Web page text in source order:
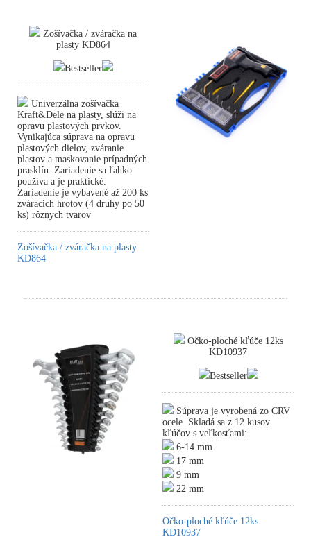
Zošívačka / zváračka na
plasty KD864
Bestseller
Univerzálna zošívačka
Kraft&Dele na plasty, slúži na
opravu plastových prvkov.
Vynikajúca súprava na opravu
plastových dielov, zváranie
plastov a maskovanie prípadných
prasklín. Zariadenie sa ľahko
používa a je praktické.
Zariadenie je vybavené až 200 ks
zváracích hrotov (4 druhy po 50
ks) rôznych tvarov
Zošívačka / zváračka na plasty
KD864
Očko-ploché kľúče 12ks
KD10937
Bestseller
Súprava je vyrobená zo CRV
ocele. Skladá sa z 12 kusov
kľúčov s veľkosťami:
6-14 mm
17 mm
9 mm
22 mm
Očko-ploché kľúče 12ks
KD10937